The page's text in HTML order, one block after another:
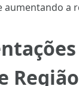
a
Região